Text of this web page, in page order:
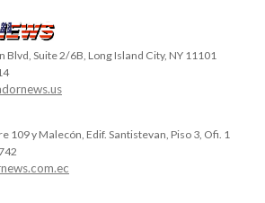
Blvd, Suite 2/6B, Long Island City, NY 11101
109 y Malecón, Edif. Santistevan, Piso 3, Ofi. 1